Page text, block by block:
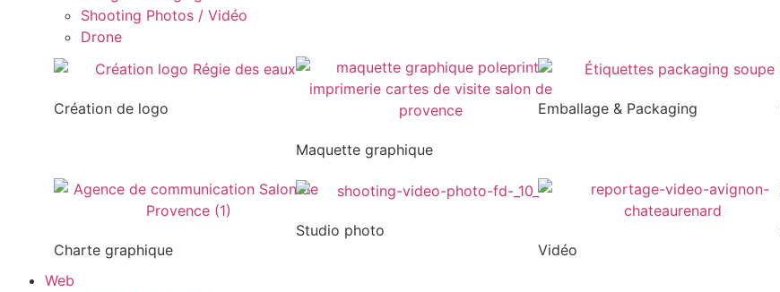
Shooting Photos / Vidéo
Drone
Création de logo
Maquette graphique
Emballage & Packaging
Charte graphique
Studio photo
Vidéo
Web